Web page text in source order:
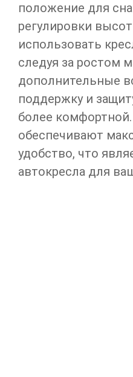
положение для
регулировки
использовать
следуя за ростом
дополнительные
поддержку и
более
обеспечивают
удобство, что
автокресла для